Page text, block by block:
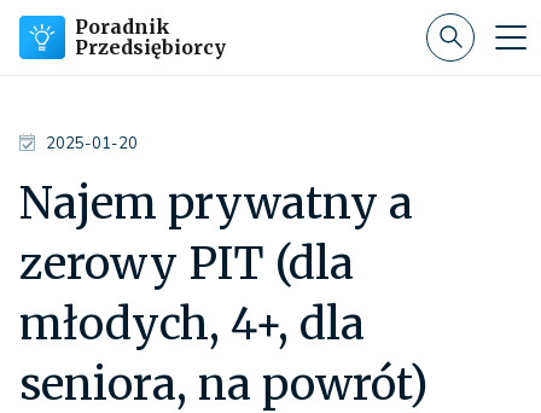
Poradnik
Przedsiębiorcy
2025-01-20
Najem prywatny a
zerowy PIT (dla
młodych, 4+, dla
seniora, na powrót)